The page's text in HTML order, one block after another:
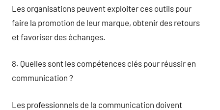
Les organisations peuvent exploiter ces outils pour
faire la promotion de leur marque, obtenir des retours
et favoriser des échanges.
8. Quelles sont les compétences clés pour réussir en
communication ?
Les professionnels de la communication doivent